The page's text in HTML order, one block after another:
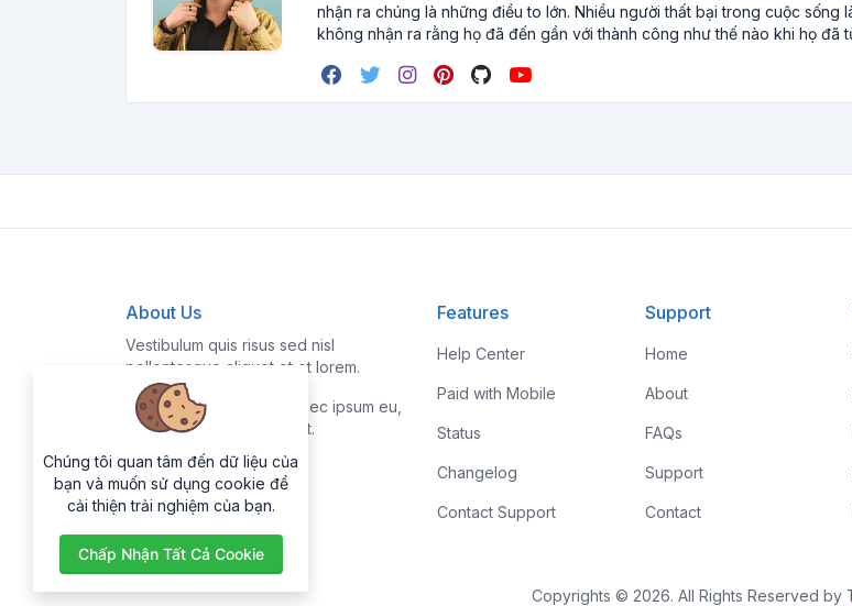
nhận ra chúng là những điều to lớn. Nhiều người thất bại trong cuộc sống
không nhận ra rằng họ đã đến gần với thành công như thế nào khi họ đã
About Us
Vestibulum quis risus sed nisl
pellentesque aliquet et et lorem.
Fusce nibh nisl, gravida nec ipsum eu,
feugiat condimentum velit.
Features
Help Center
Paid with Mobile
Status
Changelog
Contact Support
Support
Home
About
FAQs
Support
Contact
Copyrights © 2026. All Rights Reserved by
Chúng tôi quan tâm đến dữ liệu của
bạn và muốn sử dụng cookie để
cải thiện trải nghiệm của bạn.
Chấp Nhận Tất Cả Cookie